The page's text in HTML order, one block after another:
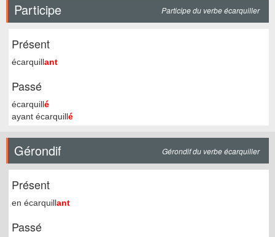
Participe Participe du verbe écarquiller
Présent
écarquillant
Passé
écarquillé
ayant écarquillé
Gérondif Gérondif du verbe écarquiller
Présent
en écarquillant
Passé